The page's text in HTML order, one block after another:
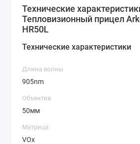
Технические
Тепловизионный прицел
HR50L
Технические характеристики
Длина волны
905nm
Объектив
50мм
Матрица
VOx